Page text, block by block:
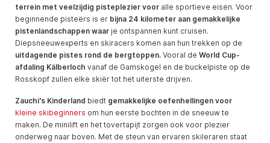
terrein met veelzijdig pisteplezier voor alle sportieve eisen. Voor
beginnende pisteërs is er bijna 24 kilometer aan gemakkelijke
pistenlandschappen waar je ontspannen kunt cruisen.
Diepsneeuwexperts en skiracers komen aan hun trekken op de
uitdagende pistes rond de bergtoppen. Vooral de World Cup-
afdaling Kälberloch vanaf de Gamskogel en de buckelpiste op de
Rosskopf zullen elke skiër tot het uiterste drijven.
Zauchi's Kinderland biedt gemakkelijke oefenhellingen voor
kleine skibeginners om hun eerste bochten in de sneeuw te
maken. De minilift en het tovertapijt zorgen ook voor plezier
onderweg naar boven. Met de steun van ervaren skileraren staat